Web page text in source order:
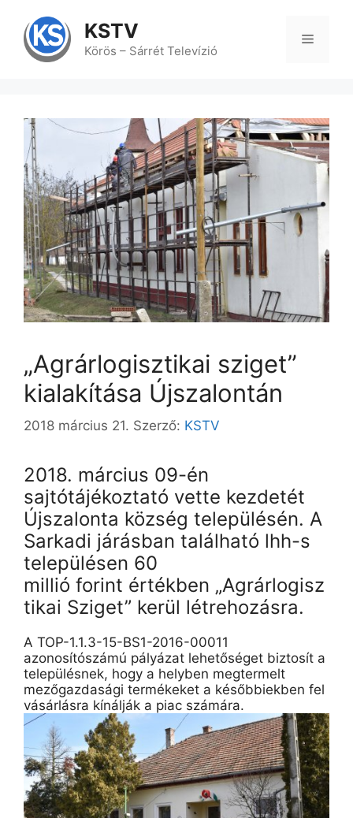
tartalomba
KSTV
Körös – Sárrét Televízió
Menü
„Agrárlogisztikai sziget”
kialakítása Újszalontán
2018 március 21. Szerző: KSTV
2018. március 09-én
sajtótájékoztató vette kezdetét
Újszalonta község településén. A
Sarkadi járásban található lhh-s
településen 60
millió forint értékben „Agrárlogisz
tikai Sziget” kerül létrehozásra.
A TOP-1.1.3-15-BS1-2016-00011
azonosítószámú pályázat lehetőséget biztosít a
településnek, hogy a helyben megtermelt
mezőgazdasági termékeket a későbbiekben fel
vásárlásra kínálják a piac számára.